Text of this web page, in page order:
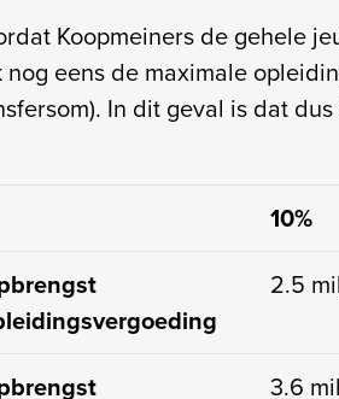
Koopmeiners de gehele
nog eens de maximale
In dit geval is dat
10%
2.5
3.6